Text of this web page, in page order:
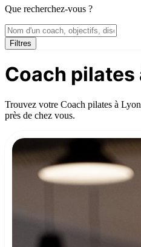
Que recherchez-vous ?
Filtres
Coach pilates
Trouvez votre Coach pilates à
près de chez vous.